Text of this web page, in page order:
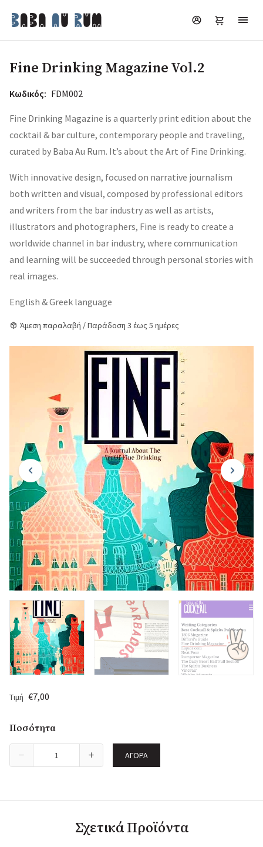
Fine Drinking Magazine Vol.2
Κωδικός: FDM002
Fine Drinking Magazine is a quarterly print edition about the
cocktail & bar culture, contemporary people and traveling,
curated by Baba Au Rum. It’s about the Art of Fine Drinking.
With innovative design, focused on narrative journalism
both written and visual, composed by professional editors
and writers from the bar industry as well as artists,
illustrators and photographers, Fine is ready to create a
worldwide channel in bar industry, where communication
and learning will be succeeded through personal stories with
real images.
English & Greek language
Άμεση παραλαβή / Παράδοση 3 έως 5 ημέρες
Τιμή €7,00
Ποσότητα
ΑΓΟΡΆ
Σχετικά Προϊόντα